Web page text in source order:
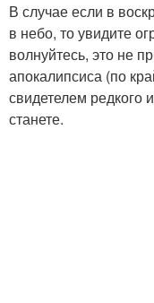
В случае если в
в небо, то увидите
волнуйтесь, это не
апокалипсиса (по
свидетелем редкого
станете.